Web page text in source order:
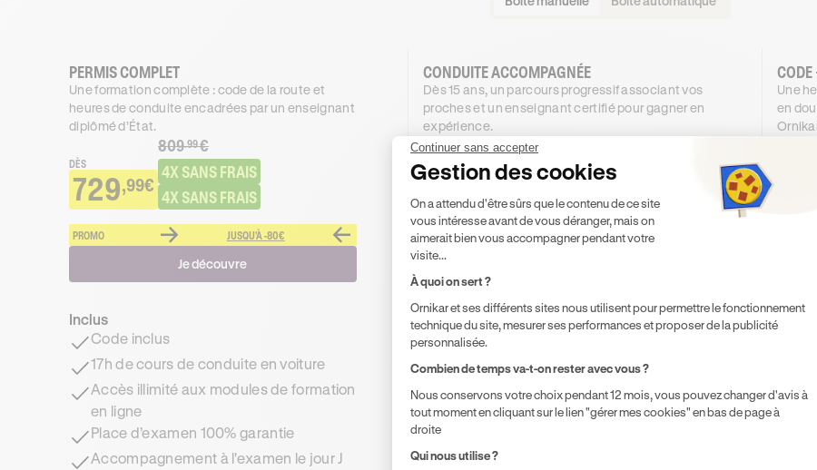
PERMIS COMPLET
Une formation complète : code de la route et
heures de conduite encadrées par un enseignant
diplômé d’État.
DÈS
729,99€
809 .99€
4X SANS FRAIS
4X SANS FRAIS
PROMO JUSQU'À -80€
Je découvre
Inclus
Code inclus
17h de cours de conduite en voiture
Accès illimité aux modules de formation
en ligne
Place d’examen 100% garantie
Accompagnement à l'examen le jour J
CONDUITE ACCOMPAGNÉE
Dès 15 ans, un parcours progressif associant vos
proches et un enseignant certifié pour gagner en
expérience.
DÈS
894,99€
994.99
4X SANS FRAIS
4X SANS FRAIS
PROMO -100€
Inclus
Code inclus
20h de cours de conduite en voiture
Accès illimité aux modules de formation
en ligne
Accompagnement à l'examen le jour J
CODE
Une
en
Inclus
Continuer sans accepter
Gestion des cookies
Plateforme de Gestion du
On a attendu d'être sûrs que le contenu de ce site
vous intéresse avant de vous déranger, mais on
aimerait bien vous accompagner pendant votre
visite...
À quoi on sert ?
Ornikar et ses différents sites nous utilisent pour permettre le fonctionnement
technique du site, mesurer ses performances et proposer de la publicité
personnalisée.
Combien de temps va-t-on rester avec vous ?
Nous conservons votre choix pendant 12 mois, vous pouvez changer d'avis à
tout moment en cliquant sur le lien "gérer mes cookies" en bas de page à
droite
Qui nous utilise ?
Axeptio consent